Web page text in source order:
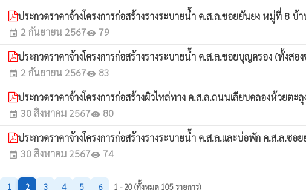
ประกวดราคาจ้างโครงการก่อสร้างรางระบายน้ำ ค.ส.ล.ซอยยันยง หมู่ที่ 8 บ้
event 2 กันยายน 2567visibility 79
ประกวดราคาจ้างโครงการก่อสร้างรางระบายน้ำ ค.ส.ล.ซอยบุญครอง (ทั้งส
event 2 กันยายน 2567visibility 83
ประกวดราคาจ้างโครงการก่อสร้างผิวไหล่ทาง ค.ส.ล.ถนนเลียบคลองห้วยต
event 30 สิงหาคม 2567visibility 80
ประกวดราคาจ้างโครงการก่อสร้างรางระบายน้ำ ค.ส.ล.และบ่อพัก ค.ส.ล.ซ
event 30 สิงหาคม 2567visibility 74
1 2 3 4 5 6 1 - 20 (ทั้งหมด 105 รายการ)